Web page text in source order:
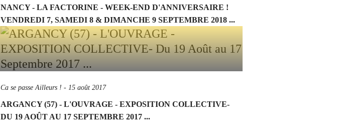
NANCY - LA FACTORINE - WEEK-END D'ANNIVERSAIRE !
VENDREDI 7, SAMEDI 8 & DIMANCHE 9 SEPTEMBRE 2018 ...
Ca se passe Ailleurs ! - 15 août 2017
ARGANCY (57) - L'OUVRAGE - EXPOSITION COLLECTIVE-
DU 19 AOÛT AU 17 SEPTEMBRE 2017 ...